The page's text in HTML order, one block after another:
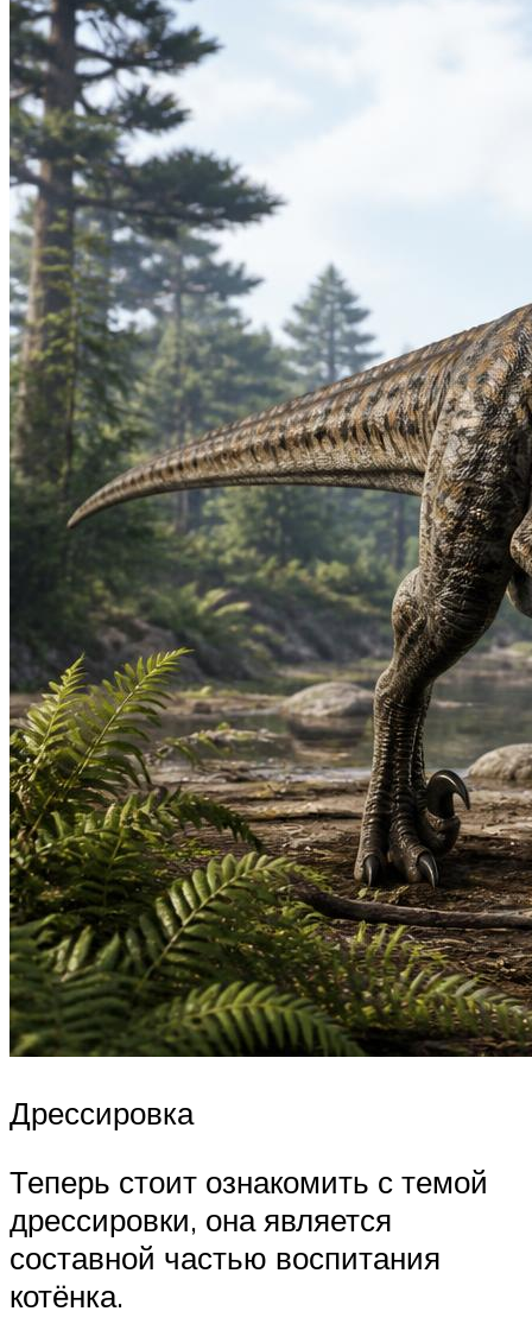
Дрессировка
Теперь стоит ознакомить с темой
дрессировки, она является
составной частью воспитания
котёнка.